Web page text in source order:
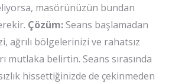
masörünüzün bundan
Çözüm:Seans başlamadan
ağrılı bölgelerinizi ve rahatsız
mutlaka belirtin. Seans sırasında
hissettiğinizde de çekinmeden